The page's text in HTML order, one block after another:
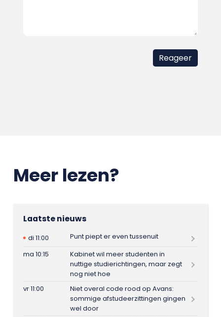
Meer lezen?
Laatste nieuws
di 11:00
Punt piept er even tussenuit
ma 10:15
Kabinet wil meer studenten in
nuttige studierichtingen, maar zegt
nog niet hoe
vr 11:00
Niet overal code rood op Avans:
sommige afstudeerzittingen gingen
wel door